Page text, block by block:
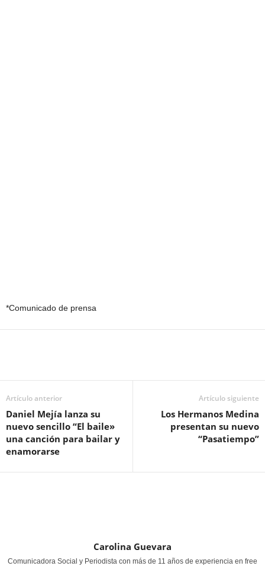
*Comunicado de prensa
Artículo anterior
Daniel Mejía lanza su
nuevo sencillo “El baile»
una canción para bailar y
enamorarse
Artículo siguiente
Los Hermanos Medina
presentan su nuevo
“Pasatiempo”
Carolina Guevara
Comunicadora Social y Periodista con más de 11 años de experiencia en free